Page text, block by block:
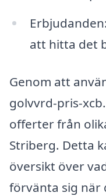
att hitta det
Genom att
golvvrd-pris-
offerter från
Striberg. Detta
översikt över
förvänta sig när